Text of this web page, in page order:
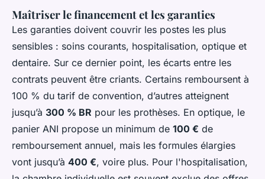
Maîtriser le financement et les garanties
Les garanties doivent couvrir les postes les plus
sensibles : soins courants, hospitalisation, optique et
dentaire. Sur ce dernier point, les écarts entre les
contrats peuvent être criants. Certains remboursent à
100 % du tarif de convention, d’autres atteignent
jusqu’à 300 % BR pour les prothèses. En optique, le
panier ANI propose un minimum de 100 € de
remboursement annuel, mais les formules élargies
vont jusqu’à 400 €, voire plus. Pour l'hospitalisation,